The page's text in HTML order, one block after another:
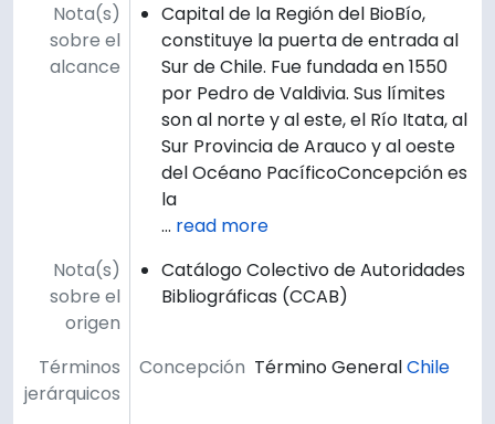
Nota(s)
sobre el
alcance
Capital de la Región del BioBío,
constituye la puerta de entrada al
Sur de Chile. Fue fundada en 1550
por Pedro de Valdivia. Sus límites
son al norte y al este, el Río Itata, al
Sur Provincia de Arauco y al oeste
del Océano PacíficoConcepción es
la
… read more
Nota(s)
sobre el
origen
Catálogo Colectivo de Autoridades
Bibliográficas (CCAB)
Términos
jerárquicos
Concepción Término GeneralChile